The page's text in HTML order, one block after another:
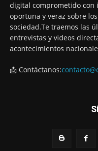
digital comprometido con
oportuna y veraz sobre
sociedad.Te traemos las
entrevistas y videos
acontecimientos
📩 Contáctanos: